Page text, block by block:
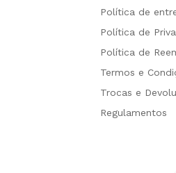
Política de
Política de
Política de
Termos e
Trocas e
Regulamentos